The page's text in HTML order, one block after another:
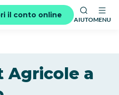
il conto online
AIUTOMENU
Agricole a